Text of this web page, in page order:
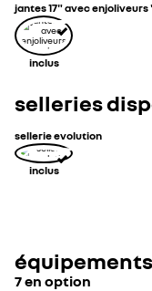
jantes 17" avec
inclus
selleries
sellerie evolution
inclus
équipements
7 en option